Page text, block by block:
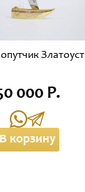
Златоуст
000 Р.
В корзину